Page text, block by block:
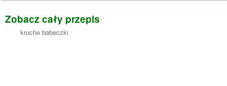
Zobacz cały przepis
kruche babeczki